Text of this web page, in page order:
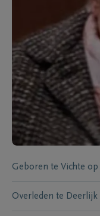
Geboren te Vichte op
Overleden te Deerlijk